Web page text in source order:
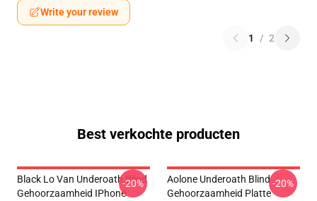
Write your review
1 / 2
Best verkochte producten
Black Lo Van Underoath Blind
Gehoorzaamheid IPhone
-20%
Aolone Underoath Blind
Gehoorzaamheid Platte
-20%